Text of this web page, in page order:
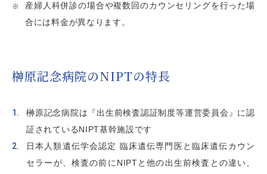
産婦人科併診の場合や複数回のカウンセリングを行った場
合には料金が異なります。
榊󠄀󠄀󠄀󠄀󠄀󠄀原記念病院のNIPTの特長
榊󠄀󠄀󠄀󠄀󠄀󠄀原記念病院は『出生前検査認証制度等運営委員会』に認
証されているNIPT基幹施設です
日本人類遺伝学会認定 臨床遺伝専門医と臨床遺伝カウン
セラーが、検査の前にNIPTと他の出生前検査との違い、